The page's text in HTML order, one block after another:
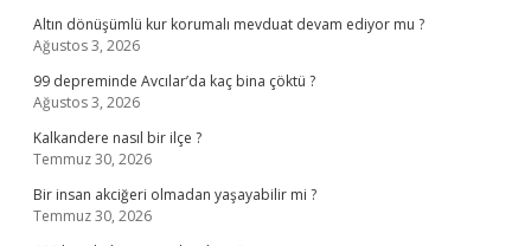
Altın dönüşümlü kur korumalı mevduat devam ediyor mu ?
Ağustos 3, 2026
99 depreminde Avcılar’da kaç bina çöktü ?
Ağustos 3, 2026
Kalkandere nasıl bir ilçe ?
Temmuz 30, 2026
Bir insan akciğeri olmadan yaşayabilir mi ?
Temmuz 30, 2026